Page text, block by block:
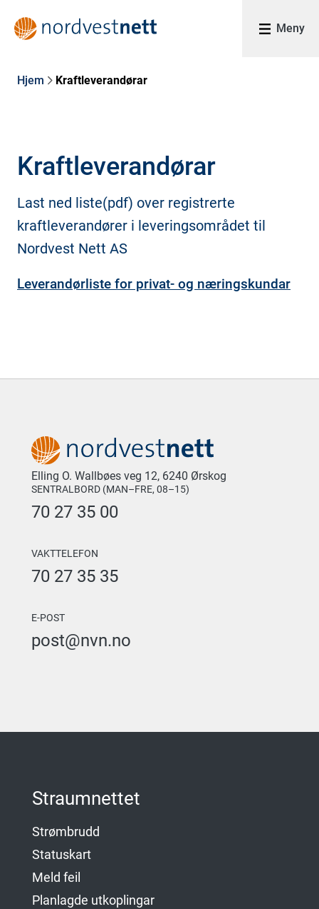
Meny
Hjem Kraftleverandørar
Kraftleverandørar
Last ned liste(pdf) over registrerte
kraftleverandører i leveringsområdet til
Nordvest Nett AS
Leverandørliste for privat- og næringskundar
Elling O. Wallbøes veg 12, 6240 Ørskog
SENTRALBORD (MAN–FRE, 08–15)
70 27 35 00
VAKTTELEFON
70 27 35 35
E-POST
post@nvn.no
Straumnettet
Strømbrudd
Statuskart
Meld feil
Planlagde utkoplingar